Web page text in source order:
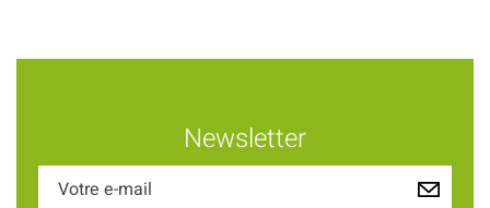
Newsletter